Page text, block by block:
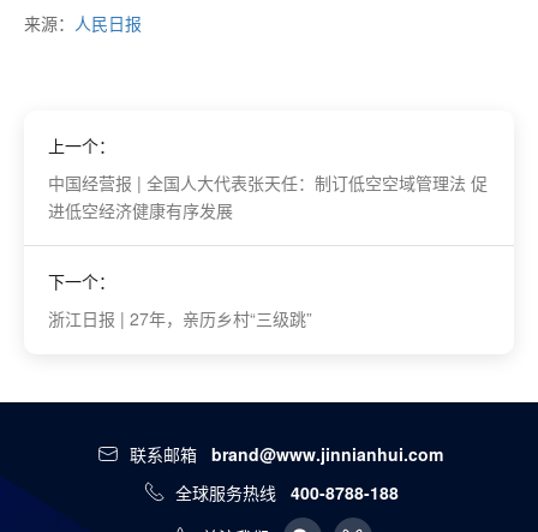
来源： 人民日报
上一个：
中国经营报 | 全国人大代表张天任：制订低空空域管理法 促
进低空经济健康有序发展
下一个：
浙江日报 | 27年，亲历乡村“三级跳”
联系邮箱 brand@www.jinnianhui.com
全球服务热线
400-8788-188